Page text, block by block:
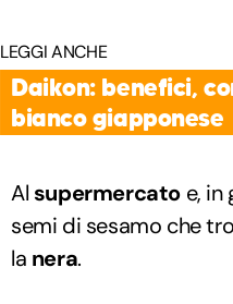
LEGGI ANCHE
Daikon: benefici,
bianco giapponese
Al supermercato e, in
semi di sesamo che
la nera.